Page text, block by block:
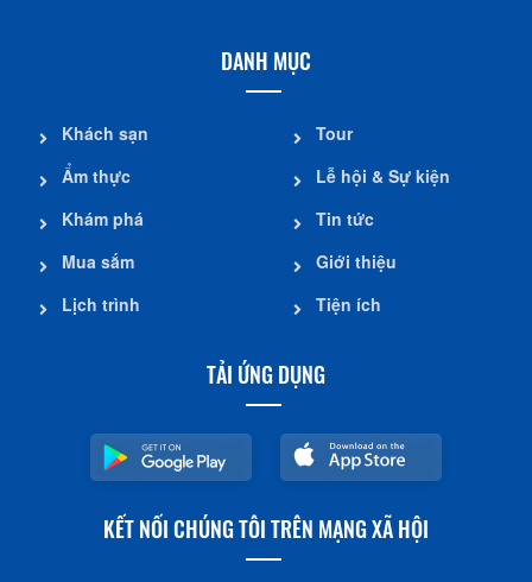
DANH MỤC
Khách sạn
Ẩm thực
Khám phá
Mua sắm
Lịch trình
Tour
Lễ hội & Sự kiện
Tin tức
Giới thiệu
Tiện ích
TẢI ỨNG DỤNG
KẾT NỐI CHÚNG TÔI TRÊN MẠNG XÃ HỘI